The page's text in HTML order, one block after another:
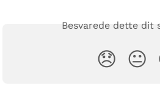
Besvarede dette dit
😞 😐